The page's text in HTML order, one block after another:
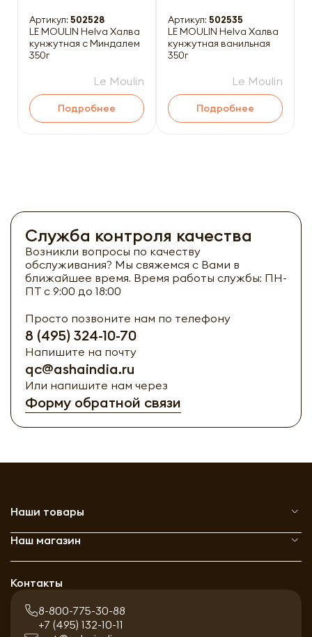
Артикул: 502528
LE MOULIN Helva Халва
кунжутная с Миндалем
350г
Le Moulin
Подробнее
Артикул: 502535
LE MOULIN Helva Халва
кунжутная ванильная
350г
Le Moulin
Подробнее
Служба контроля качества
Возникли вопросы по качеству
обслуживания? Мы свяжемся с Вами в
ближайшее время. Время работы службы: ПН-
ПТ с 9:00 до 18:00
Просто позвоните нам по телефону
8 (495) 324-10-70
Напишите на почту
qc@ashaindia.ru
Или напишите нам через
Форму обратной связи
Наши товары
Наш магазин
Контакты
8-800-775-30-88
+7 (495) 132-10-11